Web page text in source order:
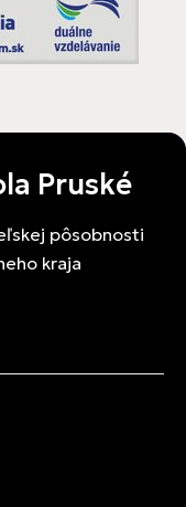
Pruské
pôsobnosti
kraja